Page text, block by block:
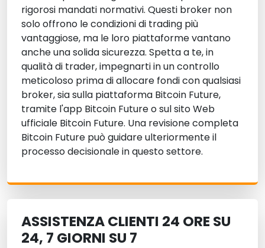
rigorosi mandati normativi. Questi broker non
solo offrono le condizioni di trading più
vantaggiose, ma le loro piattaforme vantano
anche una solida sicurezza. Spetta a te, in
qualità di trader, impegnarti in un controllo
meticoloso prima di allocare fondi con qualsiasi
broker, sia sulla piattaforma Bitcoin Future,
tramite l'app Bitcoin Future o sul sito Web
ufficiale Bitcoin Future. Una revisione completa
Bitcoin Future può guidare ulteriormente il
processo decisionale in questo settore.
ASSISTENZA CLIENTI 24 ORE SU
24, 7 GIORNI SU 7